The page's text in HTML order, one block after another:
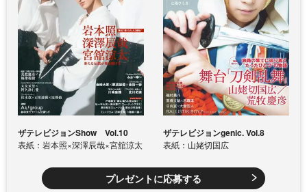
ザテレビジョンShow Vol.10
表紙：岩本照×深澤辰哉×宮舘涼太
ザテレビジョンgenic. Vol.8
表紙：山姥切国広
プレゼントに応募する